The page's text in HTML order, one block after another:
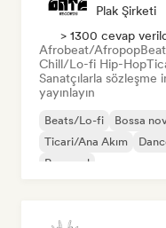
Plak Şirketi
> 1300 cevap
Afrobeat/Afropop
Chill/Lo-fi Hip-Hop
Sanatçılarla sözleşme
yayınlayın
Beats/Lo-fi Bossa
Ticari/Ana Akım
Pop soul